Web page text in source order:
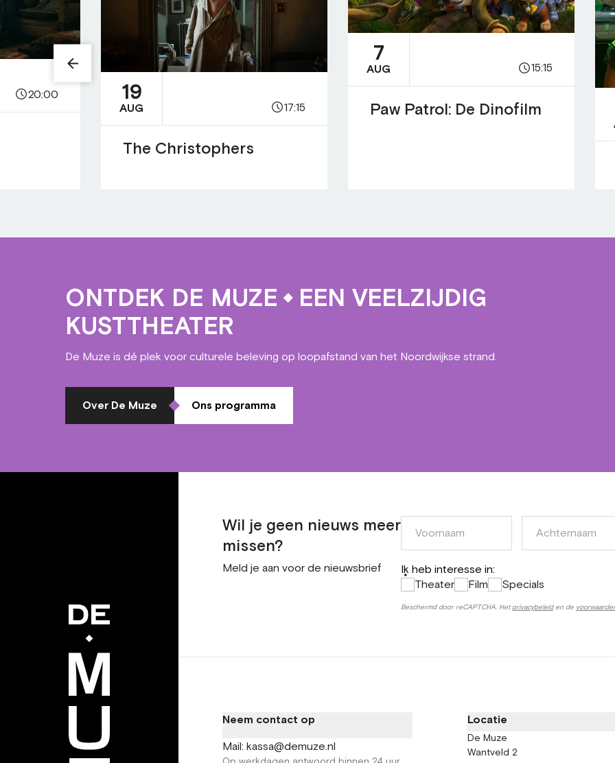
20:00 19
AUG 17:15
The Christophers
7
AUG 15:15
Paw Patrol: De Dinofilm
ONTDEK DE MUZE EEN VEELZIJDIG
KUSTTHEATER
De Muze is dé plek voor culturele beleving op loopafstand van het Noordwijkse strand.
Over De Muze Ons programma
Wil je geen nieuws meer
missen?
Meld je aan voor de nieuwsbrief Ik heb interesse in:
*
Theater Film Specials
Voornaam
Beschermd door reCAPTCHA. Het privacybeleiden de
Neem contact op
Mail: kassa@demuze.nl
Locatie
De Muze
Wantveld 2